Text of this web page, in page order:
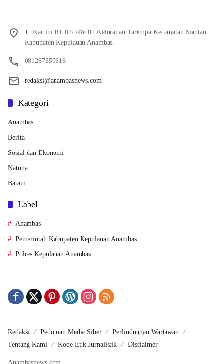
Jl. Kartini RT 02/ RW 01 Kelurahan Tarempa Kecamatan Siantan
Kabupaten Kepulauan Anambas.
081267359616
redaksi@anambasnews.com
Kategori
Anambas
Berita
Sosial dan Ekonomi
Natuna
Batam
Label
Anambas
Pemerintah Kabupaten Kepulauan Anambas
Polres Kepulauan Anambas
Redaksi Pedoman Media Siber
Perlindungan Wartawan
Tentang Kami
Kode Etik Jurnalistik Disclaimer
Anambasnews.com